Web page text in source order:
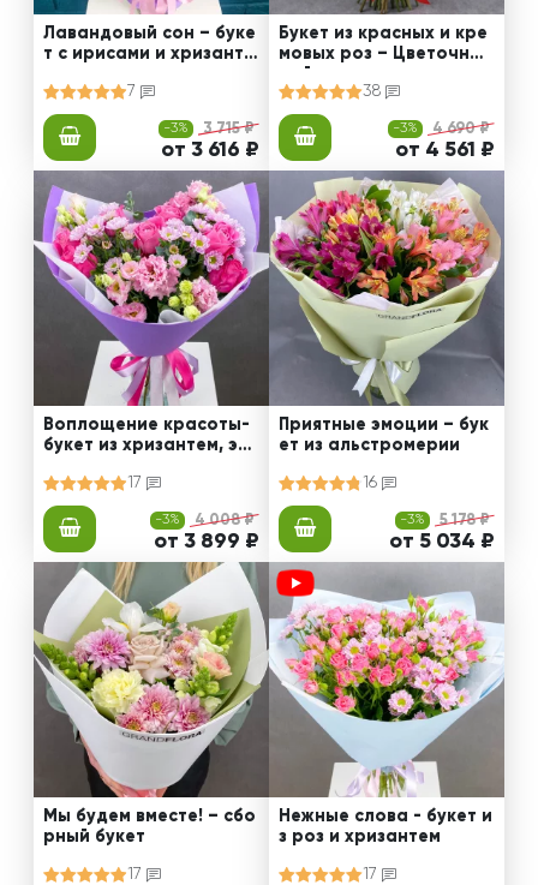
Лавандовый сон – буке
т с ирисами и хризанте
7
-3% 3 715 ₽
от 3 616 ₽
Букет из красных и кре
мовых роз – Цветочный
38
-3% 4 690 ₽
от 4 561 ₽
Воплощение красоты-
букет из хризантем, эус
17
-3% 4 008 ₽
от 3 899 ₽
Приятные эмоции – бук
ет из альстромерии
16
-3% 5 178 ₽
от 5 034 ₽
Мы будем вместе! – сбо
рный букет
17
Нежные слова - букет и
з роз и хризантем
17